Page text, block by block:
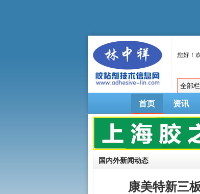
您好！
首页 资讯
国内外新闻动态
康美特新三